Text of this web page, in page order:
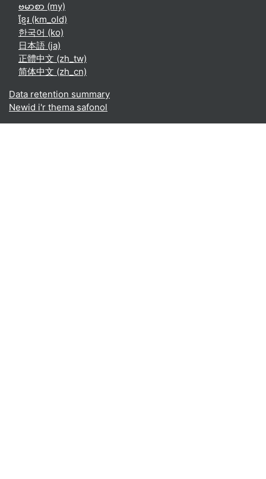
ဗမာစာ ‎(my)‎
ខ្មែរ ‎(km_old)‎
한국어 ‎(ko)‎
日本語 ‎(ja)‎
正體中文 ‎(zh_tw)‎
简体中文 ‎(zh_cn)‎
Data retention summary
Newid i'r thema safonol